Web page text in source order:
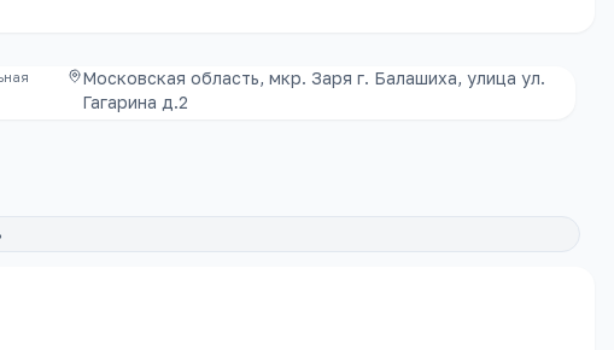
Московская область, мкр. Заря г. Балашиха, улица ул.
Гагарина д.2